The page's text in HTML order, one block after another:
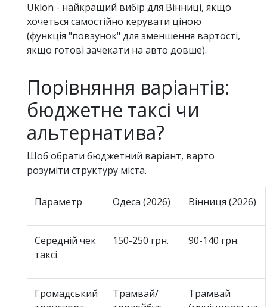
Uklon - найкращий вибір для Вінниці, якщо
хочеться самостійно керувати ціною
(функція "повзунок" для зменшення вартості,
якщо готові зачекати на авто довше).
Порівняння варіантів:
бюджетне таксі чи
альтернатива?
Щоб обрати бюджетний варіант, варто
розуміти структуру міста.
Параметр Одеса (2026) Вінниця (2026)
Середній чек
таксі
150-250 грн. 90-140 грн.
Громадський
Трамвай/
Трамвай